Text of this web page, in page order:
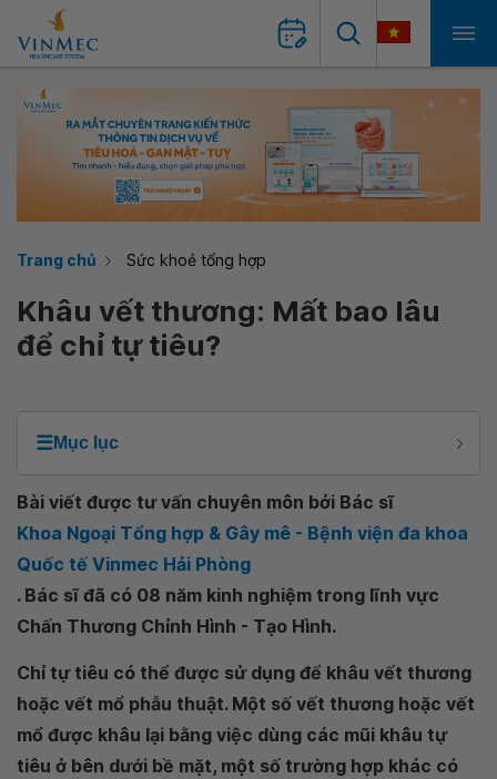
Trang chủ Sức khoẻ tổng hợp
Khâu vết thương: Mất bao lâu
để chỉ tự tiêu?
☰Mục lục
Bài viết được tư vấn chuyên môn bởi Bác sĩ
Khoa Ngoại Tổng hợp & Gây mê - Bệnh viện đa khoa
Quốc tế Vinmec Hải Phòng
. Bác sĩ đã có 08 năm kinh nghiệm trong lĩnh vực
Chấn Thương Chỉnh Hình - Tạo Hình.
Chỉ tự tiêu có thể được sử dụng để khâu vết thương
hoặc vết mổ phẫu thuật. Một số vết thương hoặc vết
mổ được khâu lại bằng việc dùng các mũi khâu tự
tiêu ở bên dưới bề mặt, một số trường hợp khác có